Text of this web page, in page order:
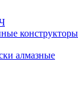
алмазные